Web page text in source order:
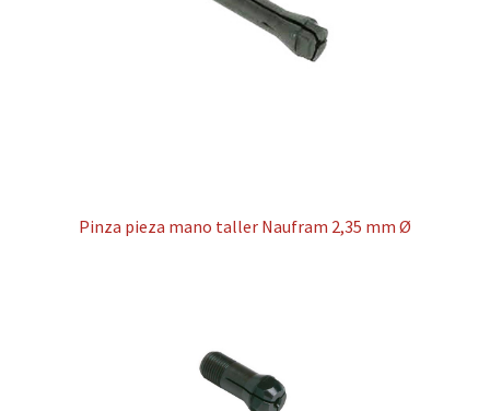
Pinza pieza mano taller Naufram 2,35 mm Ø